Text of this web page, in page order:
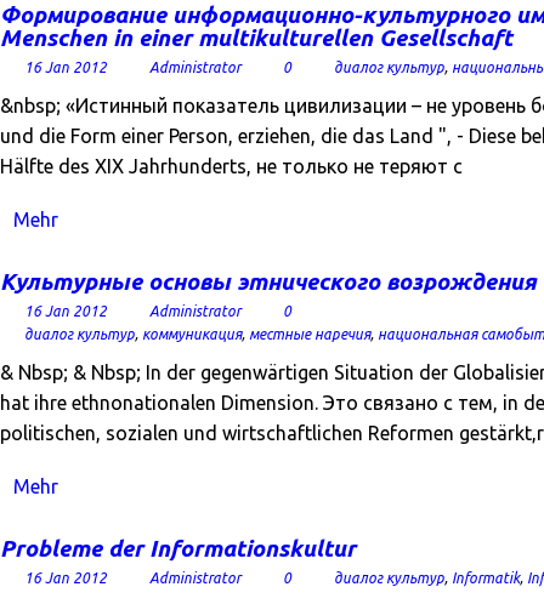
Формирование информационно-культурного
Menschen in einer multikulturellen Gesellschaft
16 Jan 2012 Administrator 0 диалог культур,
&nbsp; «Истинный показатель цивилизации – не уровень
und die Form einer Person, erziehen, die das Land ", - Diese
Hälfte des XIX Jahrhunderts, не только не теряют с
Mehr
Культурные основы этнического возрождения
16 Jan 2012 Administrator
0
диалог культур, коммуникация, местные наречия, национальная
& Nbsp; & Nbsp; In der gegenwärtigen Situation der
hat ihre ethnonationalen Dimension. Это связано с тем, in
politischen, sozialen und wirtschaftlichen Reformen
Mehr
Probleme der Informationskultur
16 Jan 2012 Administrator 0 диалог культур, Informatik,